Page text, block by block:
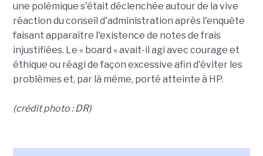
une polémique s'était déclenchée autour de la vive
réaction du conseil d'administration après l'enquête
faisant apparaître l'existence de notes de frais
injustifiées. Le « board » avait-il agi avec courage et
éthique ou réagi de façon excessive afin d'éviter les
problèmes et, par là même, porté atteinte à HP.
(crédit photo : DR)